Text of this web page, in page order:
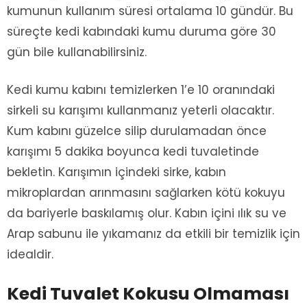
kumunun kullanım süresi ortalama 10 gündür. Bu
süreçte kedi kabındaki kumu duruma göre 30
gün bile kullanabilirsiniz.
Kedi kumu kabını temizlerken 1’e 10 oranındaki
sirkeli su karışımı kullanmanız yeterli olacaktır.
Kum kabını güzelce silip durulamadan önce
karışımı 5 dakika boyunca kedi tuvaletinde
bekletin. Karışımın içindeki sirke, kabın
mikroplardan arınmasını sağlarken kötü kokuyu
da bariyerle baskılamış olur. Kabın içini ılık su ve
Arap sabunu ile yıkamanız da etkili bir temizlik için
idealdir.
Kedi Tuvalet Kokusu Olmaması